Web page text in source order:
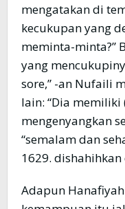
mengatakan di
kecukupan yang
meminta-minta?”
yang
sore,” -an Nufaili
lain: “Dia memiliki
mengenyangkan
“semalam dan
1629.
Adapun